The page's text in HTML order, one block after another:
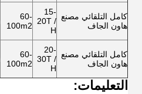
كامل التلقائي مصنع
هاون الجاف
15-
20T /
H
60-
100m2
كامل التلقائي مصنع
هاون الجاف
20-
30T /
H
60-
100m2
التعليمات: